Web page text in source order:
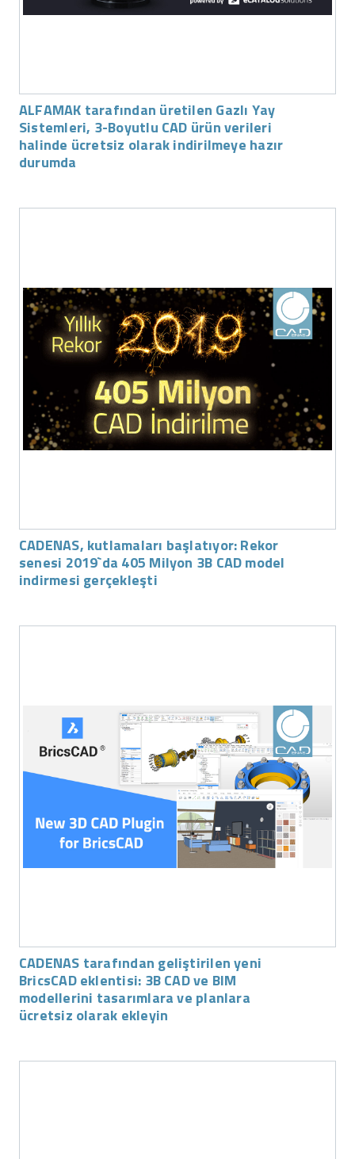
ALFAMAK tarafından üretilen Gazlı Yay
Sistemleri, 3-Boyutlu CAD ürün verileri
halinde ücretsiz olarak indirilmeye hazır
durumda
CADENAS, kutlamaları başlatıyor: Rekor
senesi 2019`da 405 Milyon 3B CAD model
indirmesi gerçekleşti
CADENAS tarafından geliştirilen yeni
BricsCAD eklentisi: 3B CAD ve BIM
modellerini tasarımlara ve planlara
ücretsiz olarak ekleyin